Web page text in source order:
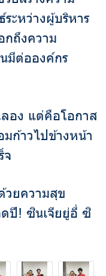
ะหว่างผู้บริหาร
กถึงความ
มีต่อองค์กร
อง แต่คือโอกาส
ก้าวไปข้างหน้า
จ
ยความสุข
ปี! ซินเจียยู่อี่ ซิ